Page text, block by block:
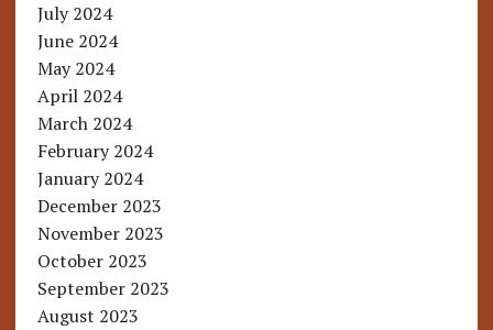
July 2024
June 2024
May 2024
April 2024
March 2024
February 2024
January 2024
December 2023
November 2023
October 2023
September 2023
August 2023